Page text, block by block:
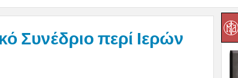
Συνέδριο περί Ιερών